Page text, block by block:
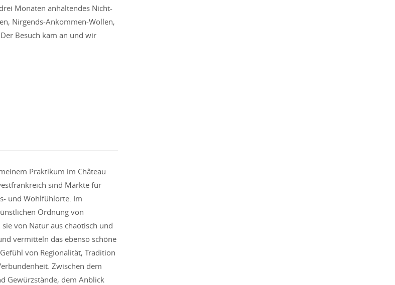
Monaten anhaltendes Nicht-
Nirgends-Ankommen-Wollen,
Besuch kam an und wir
Praktikum im Château
sind Märkte für
und Wohlfühlorte. Im
Ordnung von
sie von Natur aus chaotisch und
vermitteln das ebenso schöne
von Regionalität, Tradition
Zwischen dem
Gewürzstände, dem Anblick